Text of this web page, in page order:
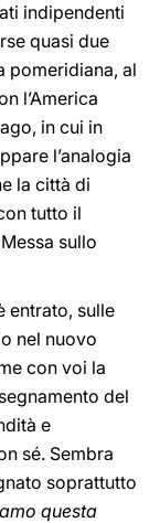
indipendenti
quasi due
pomeridiana, al
l’America
in cui in
l’analogia
la città di
tutto il
sullo
entrato, sulle
nel nuovo
con voi la
del
e
sé. Sembra
soprattutto
questa